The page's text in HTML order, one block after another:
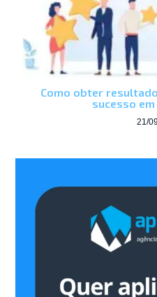
Como obter
sucesso
21/